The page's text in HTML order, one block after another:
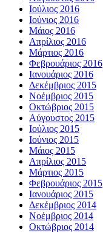
Ιούλιος 2016
Ιούνιος 2016
Μάιος 2016
Απρίλιος 2016
Μάρτιος 2016
Φεβρουάριος 2016
Ιανουάριος 2016
Δεκέμβριος 2015
Νοέμβριος 2015
Οκτώβριος 2015
Αύγουστος 2015
Ιούλιος 2015
Ιούνιος 2015
Μάιος 2015
Απρίλιος 2015
Μάρτιος 2015
Φεβρουάριος 2015
Ιανουάριος 2015
Δεκέμβριος 2014
Νοέμβριος 2014
Οκτώβριος 2014